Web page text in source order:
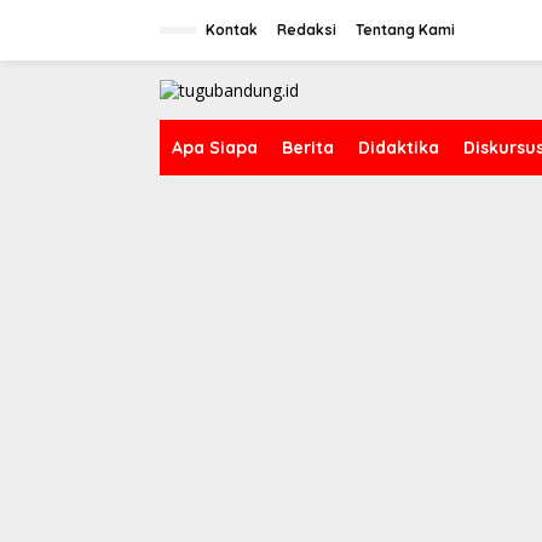
Kontak Redaksi Tentang Kami
Apa Siapa Berita Didaktika